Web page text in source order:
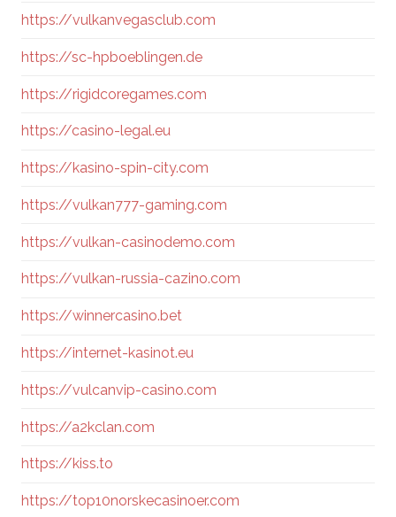
https://vulkanvegasclub.com
https://sc-hpboeblingen.de
https://rigidcoregames.com
https://casino-legal.eu
https://kasino-spin-city.com
https://vulkan777-gaming.com
https://vulkan-casinodemo.com
https://vulkan-russia-cazino.com
https://winnercasino.bet
https://internet-kasinot.eu
https://vulcanvip-casino.com
https://a2kclan.com
https://kiss.to
https://top10norskecasinoer.com